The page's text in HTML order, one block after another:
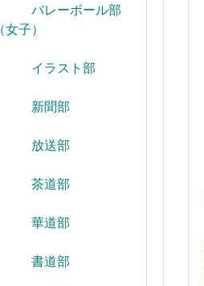
バレーボール部
（女子）
イラスト部
新聞部
放送部
茶道部
華道部
書道部